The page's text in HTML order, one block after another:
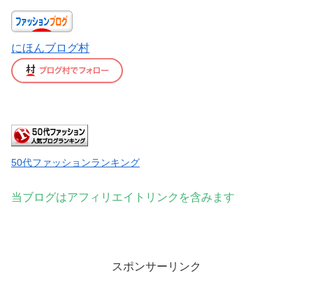
にほんブログ村
50代ファッションランキング
当ブログはアフィリエイトリンクを含みます
スポンサーリンク